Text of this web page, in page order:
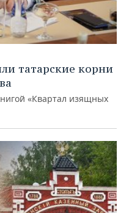
татарские корни
«Квартал изящных